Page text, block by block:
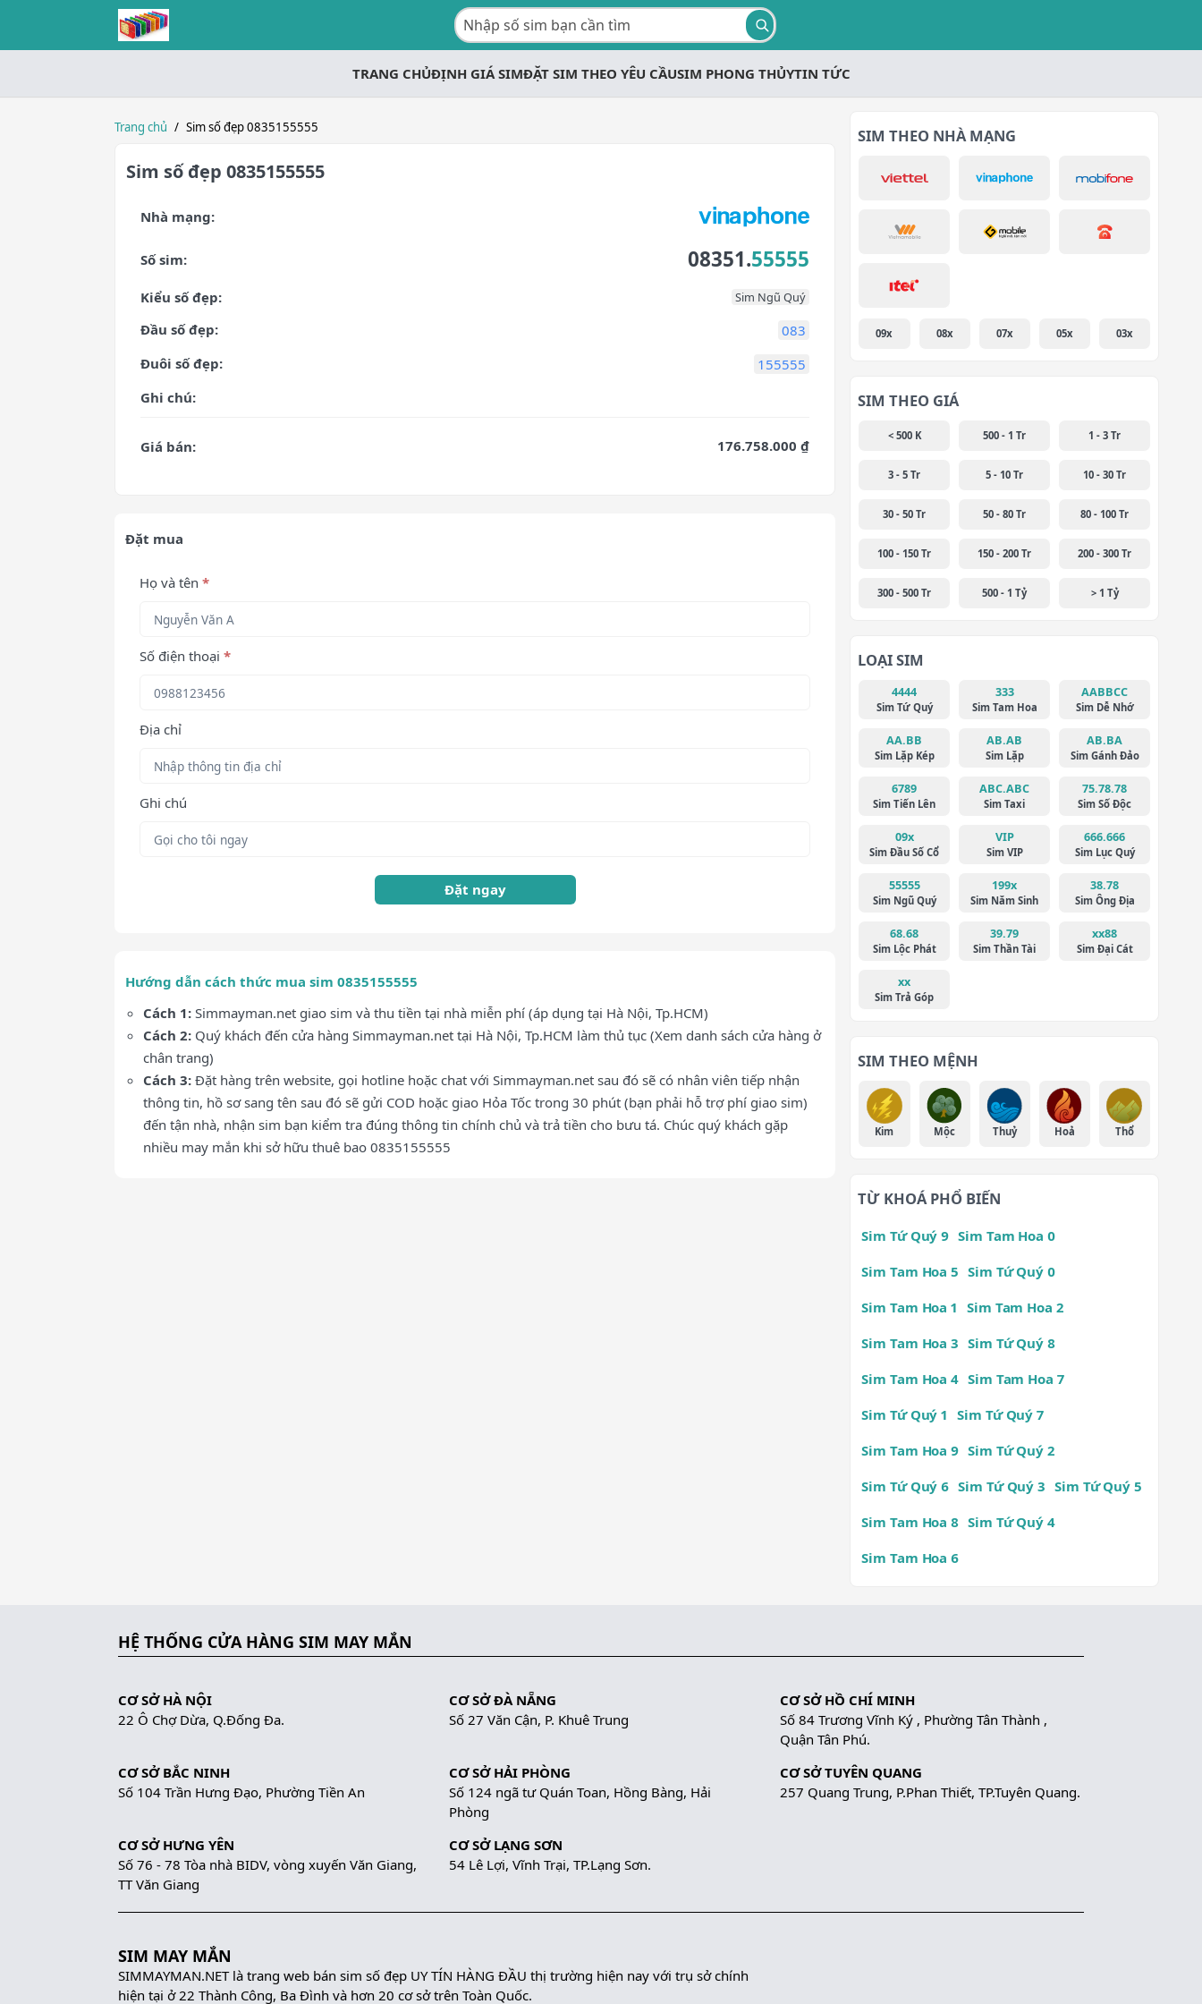
TRANG CHỦĐỊNH GIÁ SIMĐẶT SIM THEO YÊU CẦUSIM PHONG THỦYTIN TỨC
Trang chủ / Sim số đẹp 0835155555
Sim số đẹp 0835155555
Nhà mạng:
Số sim: 08351.55555
Kiểu số đẹp: Sim Ngũ Quý
Đầu số đẹp:
083
Đuôi số đẹp:
155555
Ghi chú:
Giá bán: 176.758.000 ₫
Đặt mua
Họ và tên *
Số điện thoại *
Địa chỉ
Ghi chú
Đặt ngay
Hướng dẫn cách thức mua sim 0835155555
Cách 1: Simmayman.net giao sim và thu tiền tại nhà miễn phí (áp dụng tại Hà Nội, Tp.HCM)
Cách 2: Quý khách đến cửa hàng Simmayman.net tại Hà Nội, Tp.HCM làm thủ tục (Xem danh sách cửa hàng ở
chân trang)
Cách 3: Đặt hàng trên website, gọi hotline hoặc chat với Simmayman.net sau đó sẽ có nhân viên tiếp nhận
thông tin, hồ sơ sang tên sau đó sẽ gửi COD hoặc giao Hỏa Tốc trong 30 phút (bạn phải hỗ trợ phí giao sim)
đến tận nhà, nhận sim bạn kiểm tra đúng thông tin chính chủ và trả tiền cho bưu tá. Chúc quý khách gặp
nhiều may mắn khi sở hữu thuê bao 0835155555
SIM THEO NHÀ MẠNG
09x 08x 07x 05x 03x
SIM THEO GIÁ
< 500 K 500 - 1 Tr 1 - 3 Tr
3 - 5 Tr 5 - 10 Tr 10 - 30 Tr
30 - 50 Tr 50 - 80 Tr 80 - 100 Tr
100 - 150 Tr 150 - 200 Tr 200 - 300 Tr
300 - 500 Tr 500 - 1 Tỷ > 1 Tỷ
LOẠI SIM
4444
Sim Tứ Quý
333
Sim Tam Hoa
AABBCC
Sim Dễ Nhớ
AA.BB
Sim Lặp Kép
AB.AB
Sim Lặp
AB.BA
Sim Gánh Đảo
6789
Sim Tiến Lên
ABC.ABC
Sim Taxi
75.78.78
Sim Số Độc
09x
Sim Đầu Số Cổ
VIP
Sim VIP
666.666
Sim Lục Quý
55555
Sim Ngũ Quý
199x
Sim Năm Sinh
38.78
Sim Ông Địa
68.68
Sim Lộc Phát
39.79
Sim Thần Tài
xx88
Sim Đại Cát
xx
Sim Trả Góp
SIM THEO MỆNH
Kim Mộc Thuỷ Hoả Thổ
TỪ KHOÁ PHỔ BIẾN
Sim Tứ Quý 9 Sim Tam Hoa 0
Sim Tam Hoa 5 Sim Tứ Quý 0
Sim Tam Hoa 1
Sim Tam Hoa 2
Sim Tam Hoa 3 Sim Tứ Quý 8
Sim Tam Hoa 4 Sim Tam Hoa 7
Sim Tứ Quý 1
Sim Tứ Quý 7
Sim Tam Hoa 9 Sim Tứ Quý 2
Sim Tứ Quý 6 Sim Tứ Quý 3 Sim Tứ Quý 5
Sim Tam Hoa 8 Sim Tứ Quý 4
Sim Tam Hoa 6
HỆ THỐNG CỬA HÀNG SIM MAY MẮN
CƠ SỞ HÀ NỘI
22 Ô Chợ Dừa, Q.Đống Đa.
CƠ SỞ ĐÀ NẴNG
Số 27 Văn Cận, P. Khuê Trung
CƠ SỞ HỒ CHÍ MINH
Số 84 Trương Vĩnh Ký , Phường Tân Thành ,
Quận Tân Phú.
CƠ SỞ BẮC NINH
Số 104 Trần Hưng Đạo, Phường Tiền An
CƠ SỞ HẢI PHÒNG
Số 124 ngã tư Quán Toan, Hồng Bàng, Hải
Phòng
CƠ SỞ TUYÊN QUANG
257 Quang Trung, P.Phan Thiết, TP.Tuyên Quang.
CƠ SỞ HƯNG YÊN
Số 76 - 78 Tòa nhà BIDV, vòng xuyến Văn Giang,
TT Văn Giang
CƠ SỞ LẠNG SƠN
54 Lê Lợi, Vĩnh Trại, TP.Lạng Sơn.
SIM MAY MẮN
SIMMAYMAN.NET là trang web bán sim số đẹp UY TÍN HÀNG ĐẦU thị trường hiện nay với trụ sở chính
hiện tại ở 22 Thành Công, Ba Đình và hơn 20 cơ sở trên Toàn Quốc.